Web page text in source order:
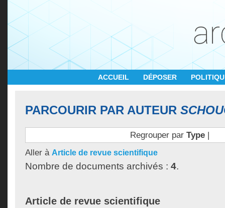
ACCUEIL DÉPOSER
PARCOURIR PAR AUTEUR
Regrouper par Type|
Aller à Article de revue scientifique
Nombre de documents archivés : 4.
Article de revue scientifique